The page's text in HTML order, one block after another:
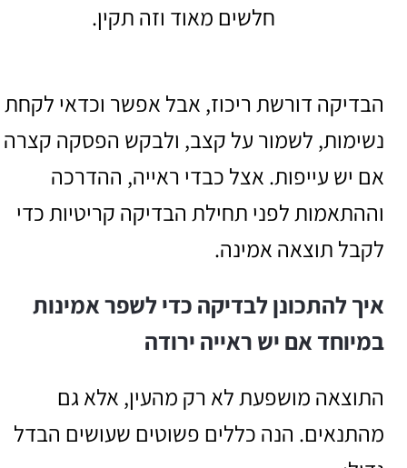
חלשים מאוד וזה תקין.
הבדיקה דורשת ריכוז, אבל אפשר וכדאי לקחת
נשימות, לשמור על קצב, ולבקש הפסקה קצרה
אם יש עייפות. אצל כבדי ראייה, ההדרכה
וההתאמות לפני תחילת הבדיקה קריטיות כדי
לקבל תוצאה אמינה.
איך להתכונן לבדיקה כדי לשפר אמינות
במיוחד אם יש ראייה ירודה
התוצאה מושפעת לא רק מהעין, אלא גם
מהתנאים. הנה כללים פשוטים שעושים הבדל